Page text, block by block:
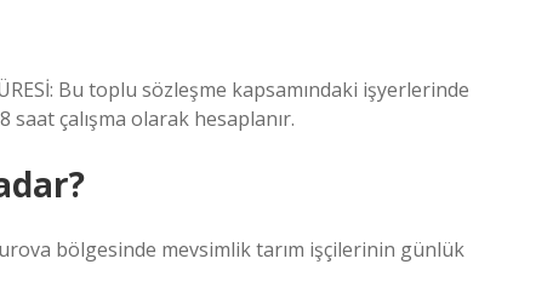
Bu toplu sözleşme kapsamındaki işyerlerinde
çalışma olarak hesaplanır.
bölgesinde mevsimlik tarım işçilerinin günlük